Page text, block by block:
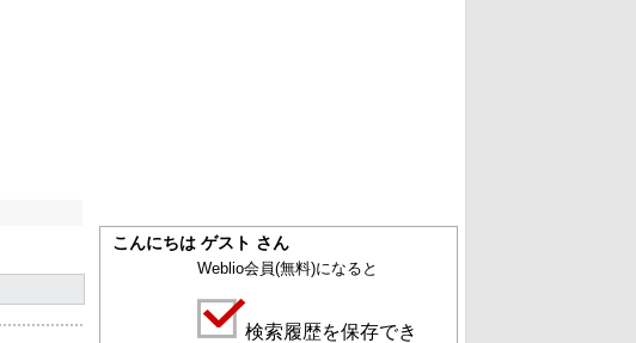
こんにちは ゲスト さん
Weblio会員(無料)になると
検索履歴を保存でき